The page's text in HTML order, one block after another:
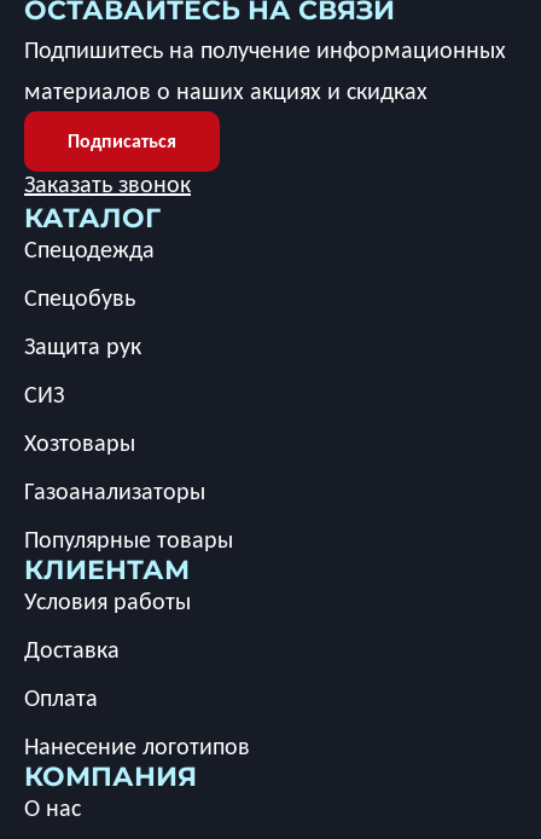
КАТАЛОГ
Спецодежда
Спецобувь
Защита рук
СИЗ
Хозтовары
Газоанализаторы
Популярные товары
КЛИЕНТАМ
Условия работы
Доставка
Оплата
Нанесение логотипов
КОМПАНИЯ
О нас
ОСТАВАЙТЕСЬ НА СВЯЗИ
Подпишитесь на получение информационных
материалов о наших акциях и скидках
Подписаться
Заказать звонок